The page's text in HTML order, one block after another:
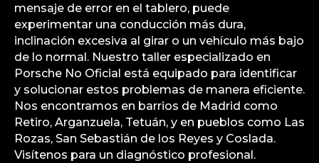
mensaje de error en el tablero, puede
experimentar una conducción más dura,
inclinación excesiva al girar o un vehículo más bajo
de lo normal. Nuestro taller especializado en
Porsche No Oficial está equipado para identificar
y solucionar estos problemas de manera eficiente.
Nos encontramos en barrios de Madrid como
Retiro, Arganzuela, Tetuán, y en pueblos como Las
Rozas, San Sebastián de los Reyes y Coslada.
Visítenos para un diagnóstico profesional.